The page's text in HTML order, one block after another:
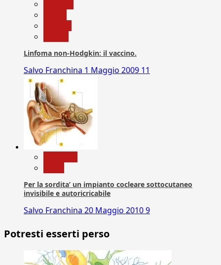
Linfoma non-Hodgkin: il vaccino.
Salvo Franchina 1 Maggio 2009 11
Per la sordita’ un impianto cocleare sottocutaneo
invisibile e autoricricabile
Salvo Franchina 20 Maggio 20109
Potresti esserti perso